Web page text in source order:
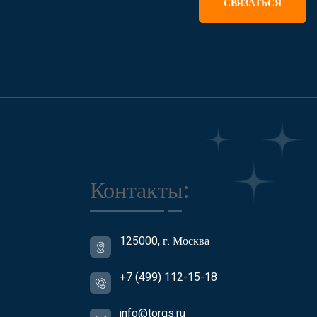
Контакты:
125000, г. Москва
+7 (499) 112-15-18
info@torgs.ru